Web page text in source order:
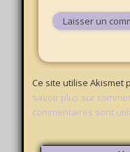
Ce site utilise
savoir plus sur
commentaires sont